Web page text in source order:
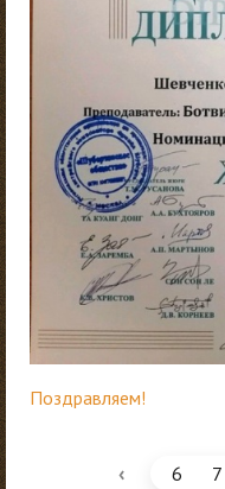
Поздравляем!
‹ 6 7